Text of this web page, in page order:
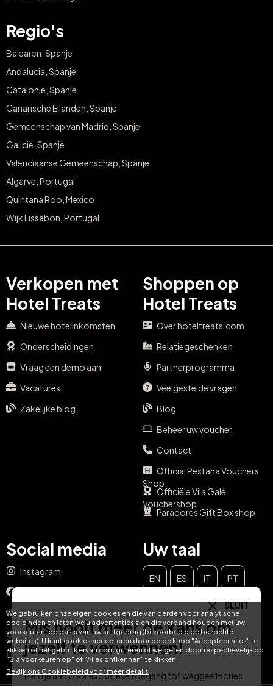
We gebruiken onze eigen cookies en die van derden voor analytische
doeleinden en laten we u advertenties zien die verband houden met uw
voorkeuren, op basis van uw surfgedrag (bijvoorbeeld de bezochte
websites). U kunt cookies accepteren door op de knop "Accepteer alles" te
klikken of het gebruik ervan configureren of weigeren door respectievelijk op
"Sla voorkeuren op" of "Alles ontkennen" te klikken.
Bekijk ons ​​Cookiebeleid voor meer details
Regio's
Balearen, Spanje
Andalucia, Spanje
Catalonië, Spanje
Canarische Eilanden, Spanje
Gemeenschap van Madrid, Spanje
Galicië, Spanje
Valenciaanse Gemeenschap, Spanje
Algarve, Portugal
Quintana Roo, Mexico
Wijk Lissabon, Portugal
Verkopen met
Hotel Treats
Nieuwe hotelinkomsten
Onderscheidingen
Vraag een demo aan
Vacatures
Zakelijke blog
Shoppen op
Hotel Treats
Over hoteltreats.com
Relatiegeschenken
Partnerprogramma
Veelgestelde vragen
Blog
Beheer uw voucher
Contact
Official Pestana Vouchers
Shop
Officiële Vila Galé
Vouchershop
Paradores Gift Box shop
Social media
Instagram
YouTube
TikTok
LinkedIn
Uw taal
EN ES IT PT
NL SLUIT
Mis nooit meer de kans om
jezelf te verwennen!
Meld je aan voor exclusieve toegang tot weggeefacties